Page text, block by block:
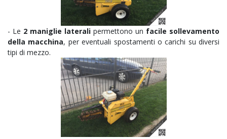
- Le 2 maniglie laterali permettono un facile sollevamento
della macchina, per eventuali spostamenti o carichi su diversi
tipi di mezzo.